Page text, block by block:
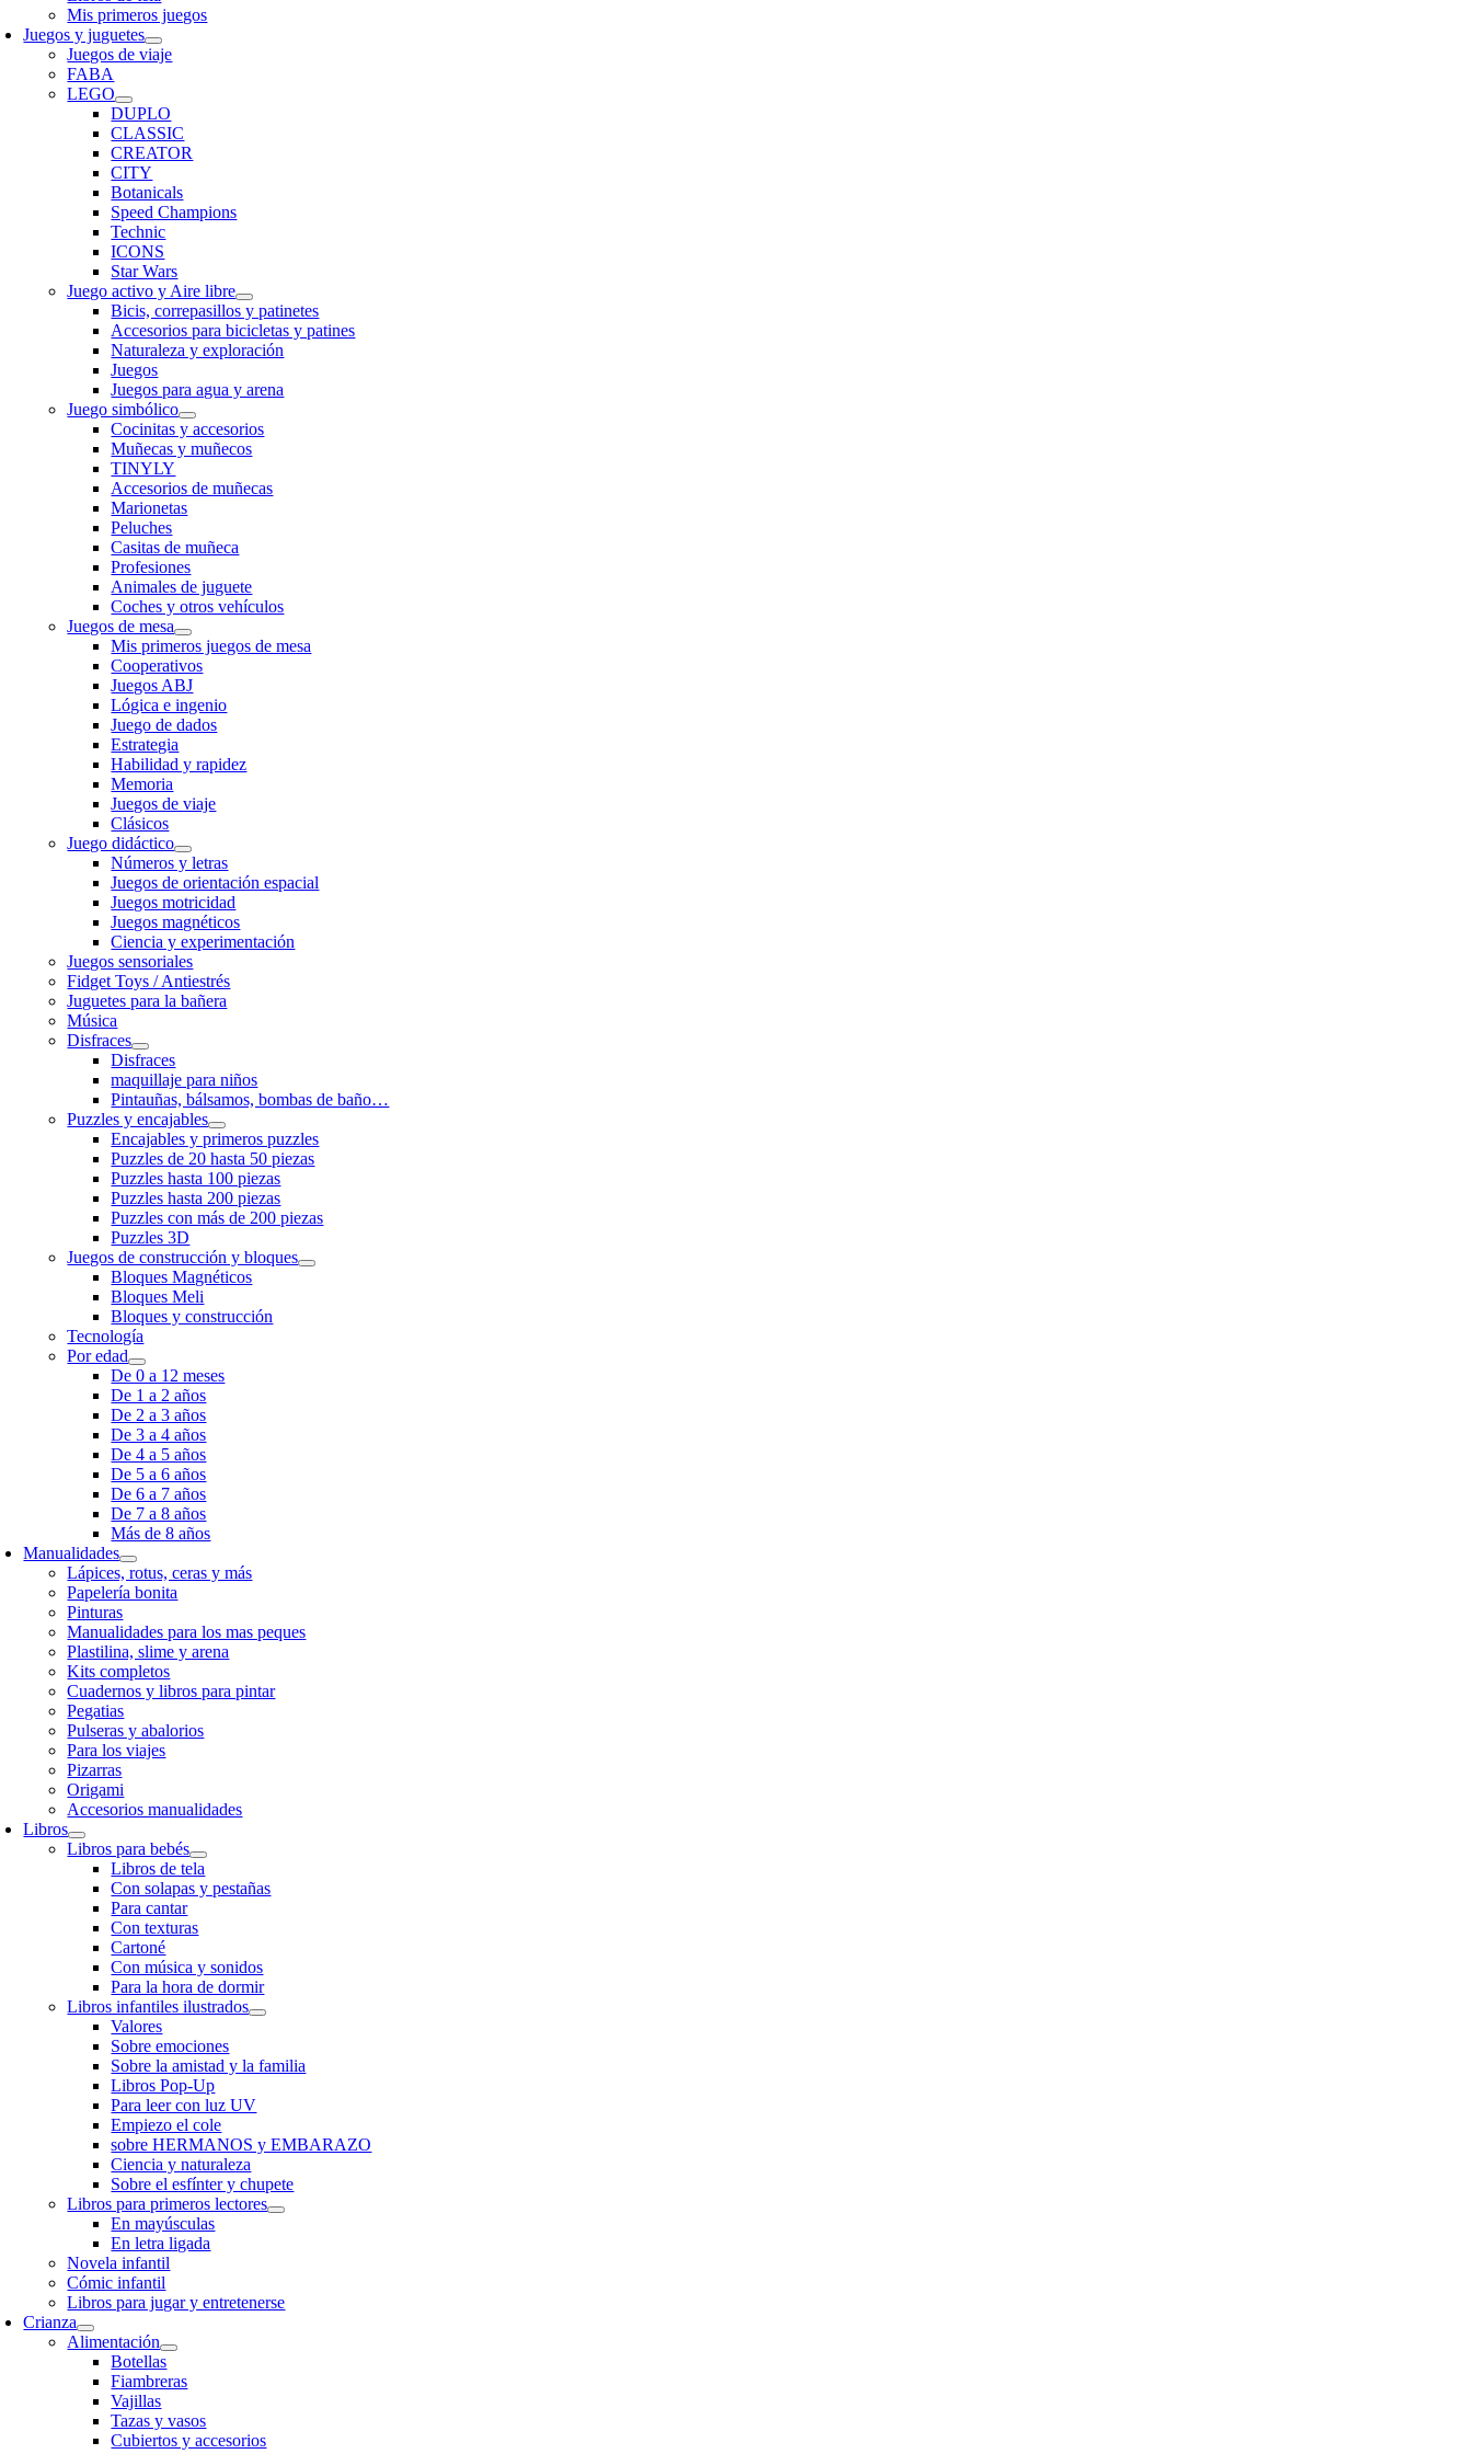
Mis primeros juegos
Juegos y juguetes
Juegos de viaje
FABA
LEGO
DUPLO
CLASSIC
CREATOR
CITY
Botanicals
Speed Champions
Technic
ICONS
Star Wars
Juego activo y Aire libre
Bicis, correpasillos y patinetes
Accesorios para bicicletas y patines
Naturaleza y exploración
Juegos
Juegos para agua y arena
Juego simbólico
Cocinitas y accesorios
Muñecas y muñecos
TINYLY
Accesorios de muñecas
Marionetas
Peluches
Casitas de muñeca
Profesiones
Animales de juguete
Coches y otros vehículos
Juegos de mesa
Mis primeros juegos de mesa
Cooperativos
Juegos ABJ
Lógica e ingenio
Juego de dados
Estrategia
Habilidad y rapidez
Memoria
Juegos de viaje
Clásicos
Juego didáctico
Números y letras
Juegos de orientación espacial
Juegos motricidad
Juegos magnéticos
Ciencia y experimentación
Juegos sensoriales
Fidget Toys / Antiestrés
Juguetes para la bañera
Música
Disfraces
Disfraces
maquillaje para niños
Pintauñas, bálsamos, bombas de baño…
Puzzles y encajables
Encajables y primeros puzzles
Puzzles de 20 hasta 50 piezas
Puzzles hasta 100 piezas
Puzzles hasta 200 piezas
Puzzles con más de 200 piezas
Puzzles 3D
Juegos de construcción y bloques
Bloques Magnéticos
Bloques Meli
Bloques y construcción
Tecnología
Por edad
De 0 a 12 meses
De 1 a 2 años
De 2 a 3 años
De 3 a 4 años
De 4 a 5 años
De 5 a 6 años
De 6 a 7 años
De 7 a 8 años
Más de 8 años
Manualidades
Lápices, rotus, ceras y más
Papelería bonita
Pinturas
Manualidades para los mas peques
Plastilina, slime y arena
Kits completos
Cuadernos y libros para pintar
Pegatias
Pulseras y abalorios
Para los viajes
Pizarras
Origami
Accesorios manualidades
Libros
Libros para bebés
Libros de tela
Con solapas y pestañas
Para cantar
Con texturas
Cartoné
Con música y sonidos
Para la hora de dormir
Libros infantiles ilustrados
Valores
Sobre emociones
Sobre la amistad y la familia
Libros Pop-Up
Para leer con luz UV
Empiezo el cole
sobre HERMANOS y EMBARAZO
Ciencia y naturaleza
Sobre el esfínter y chupete
Libros para primeros lectores
En mayúsculas
En letra ligada
Novela infantil
Cómic infantil
Libros para jugar y entretenerse
Crianza
Alimentación
Botellas
Fiambreras
Vajillas
Tazas y vasos
Cubiertos y accesorios